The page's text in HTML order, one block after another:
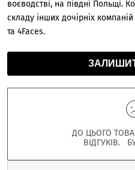
воєводстві, на півдні Польщі.
складу інших дочірніх
та 4Faces.
ДО ЦЬОГО
ВІДГУКІВ.